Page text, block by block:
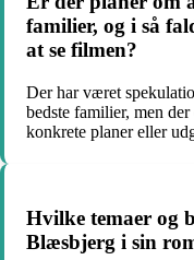
familier, og i så
at se filmen?
Der har været
bedste familier, men
konkrete planer eller
Hvilke temaer og
Blæsbjerg i sin